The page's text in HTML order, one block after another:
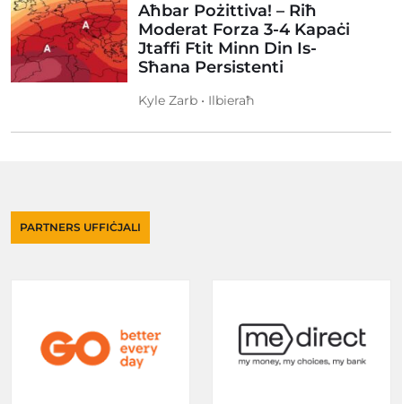
Aħbar Pożittiva! – Riħ
Moderat Forza 3-4 Kapaċi
Jtaffi Ftit Minn Din Is-
Sħana Persistenti
Kyle Zarb • Ilbieraħ
PARTNERS UFFIĊJALI